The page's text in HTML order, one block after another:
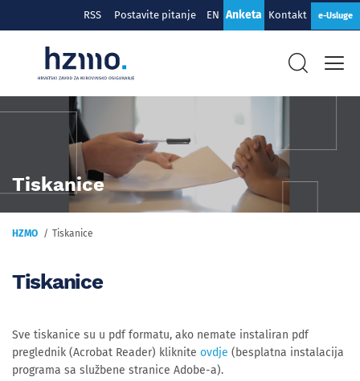
RSS Postavite pitanje EN Anketa Kontakt e-Usluge
Tiskanice
HZMO Tiskanice
Tiskanice
Sve tiskanice su u pdf formatu, ako nemate instaliran pdf
preglednik (Acrobat Reader) kliknite ovdje (besplatna instalacija
programa sa službene stranice Adobe-a).